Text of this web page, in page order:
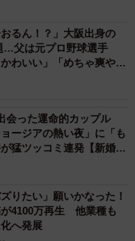
るん！？」大阪出身の
…父は元プロ野球選手
わいい」「めちゃ爽や
会った運命的カップル
ージアの熱い夜」に「も
猛ツッコミ連発【新婚さ
りたい」願いかなった！
4100万再生 他業種も
へ発展